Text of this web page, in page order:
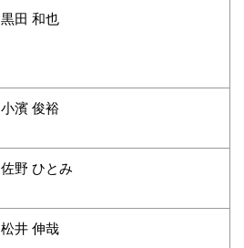
黒田 和也
小濱 俊裕
佐野 ひとみ
松井 伸哉